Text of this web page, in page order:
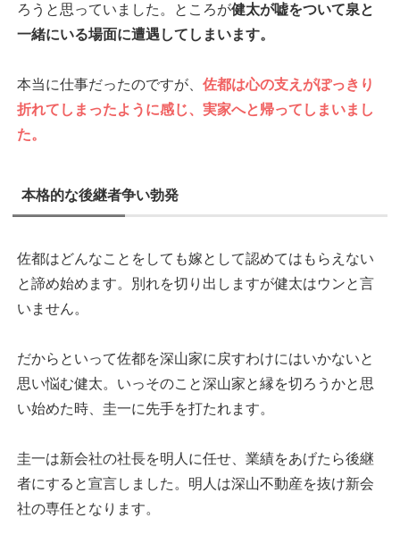
ろうと思っていました。ところが健太が嘘をついて泉と
一緒にいる場面に遭遇してしまいます。
本当に仕事だったのですが、 佐都は心の支えがぽっきり
折れてしまったように感じ、実家へと帰ってしまいまし
た。
本格的な後継者争い勃発
佐都はどんなことをしても嫁として認めてはもらえない
と諦め始めます。別れを切り出しますが健太はウンと言
いません。
だからといって佐都を深山家に戻すわけにはいかないと
思い悩む健太。いっそのこと深山家と縁を切ろうかと思
い始めた時、圭一に先手を打たれます。
圭一は新会社の社長を明人に任せ、業績をあげたら後継
者にすると宣言しました。明人は深山不動産を抜け新会
社の専任となります。